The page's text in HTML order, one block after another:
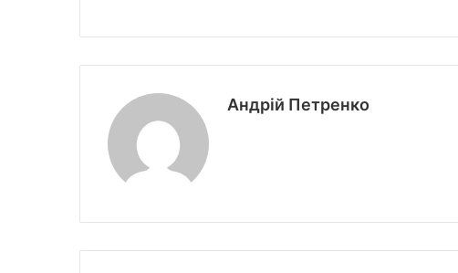
Андрій Петренко